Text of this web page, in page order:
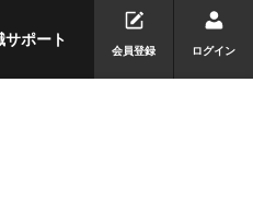
サポート
会員登録 ログイン